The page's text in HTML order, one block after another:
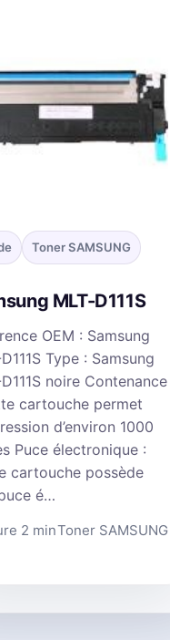
Toner SAMSUNG
MLT-D111S
OEM : Samsung
Type : Samsung
noire Contenance
cartouche permet
d’environ 1000
Puce électronique :
cartouche possède
é…
2 minToner SAMSUNG